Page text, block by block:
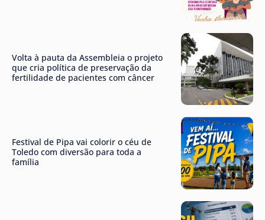
Volta à pauta da Assembleia o projeto
que cria política de preservação da
fertilidade de pacientes com câncer
Festival de Pipa vai colorir o céu de
Toledo com diversão para toda a
família